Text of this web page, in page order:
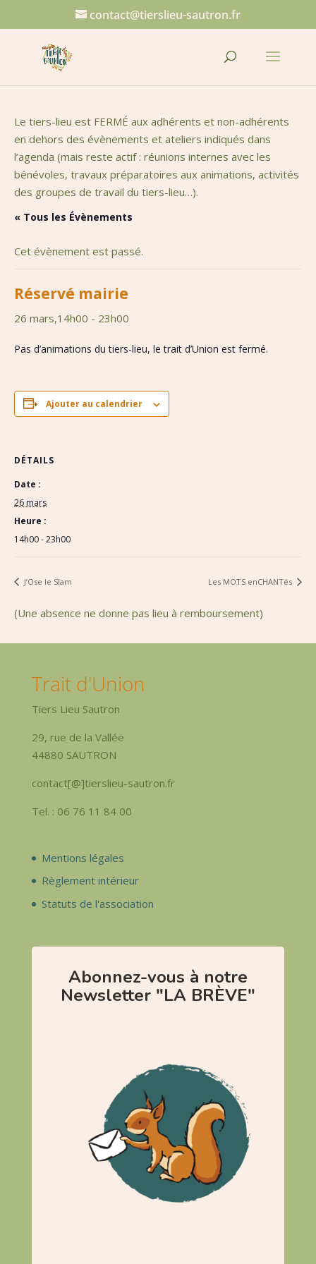
contact@tierslieu-sautron.fr
Le tiers-lieu est FERMÉ aux adhérents et non-adhérents
en dehors des évènements et ateliers indiqués dans
l’agenda (mais reste actif : réunions internes avec les
bénévoles, travaux préparatoires aux animations, activités
des groupes de travail du tiers-lieu…).
« Tous les Évènements
Cet évènement est passé.
Réservé mairie
26 mars,14h00 - 23h00
Pas d’animations du tiers-lieu, le trait d’Union est fermé.
Ajouter au calendrier
DÉTAILS
Date :
26 mars
Heure :
14h00 - 23h00
J’Ose le Slam Les MOTS enCHANTés
(Une absence ne donne pas lieu à remboursement)
Trait d'Union
Tiers Lieu Sautron
29, rue de la Vallée
44880 SAUTRON
contact[@]tierslieu-sautron.fr
Tel. : 06 76 11 84 00
Mentions légales
Règlement intérieur
Statuts de l'association
Abonnez-vous à notre
Newsletter "LA BRÈVE"